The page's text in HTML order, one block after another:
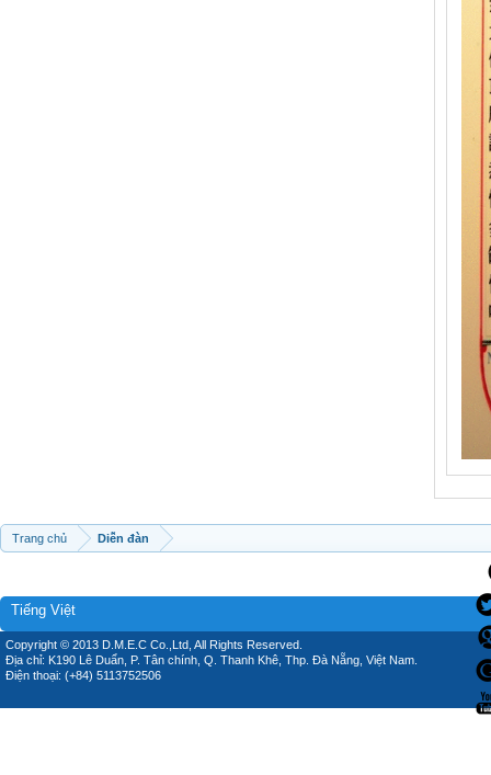
Trang chủ Diễn đàn
Tiếng Việt
Copyright © 2013 D.M.E.C Co.,Ltd, All Rights Reserved.
Địa chỉ: K190 Lê Duẩn, P. Tân chính, Q. Thanh Khê, Thp. Đà Nẵng, Việt Nam.
Điện thoại: (+84) 5113752506